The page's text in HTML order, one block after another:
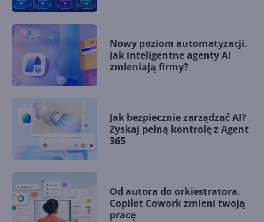
Nowy poziom automatyzacji.
Jak inteligentne agenty AI
zmieniają firmy?
Jak bezpiecznie zarządzać AI?
Zyskaj pełną kontrolę z Agent
365
Od autora do orkiestratora.
Copilot Cowork zmieni twoją
pracę